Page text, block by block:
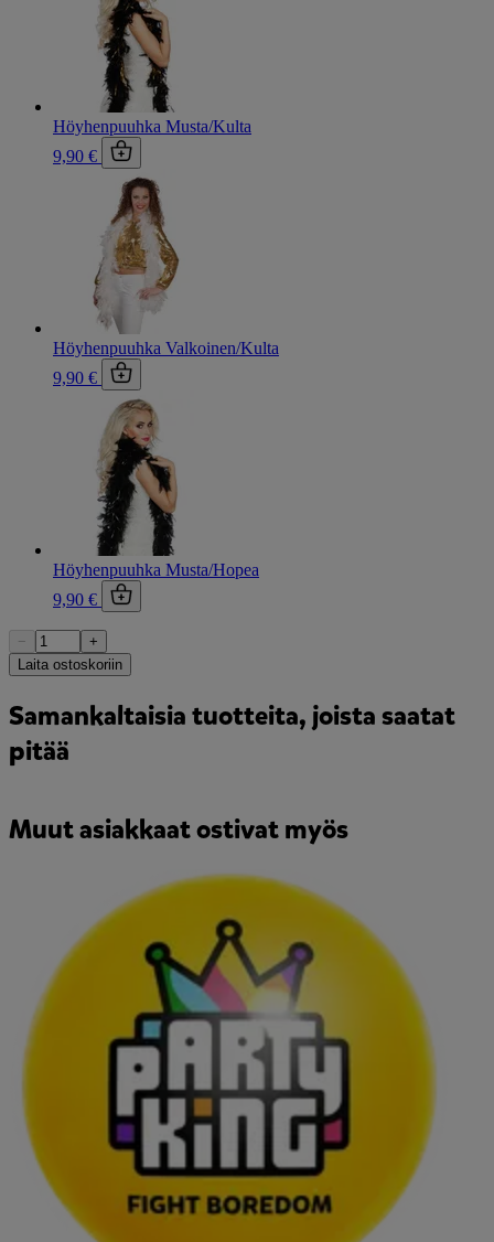
Höyhenpuuhka Musta/Kulta
9,90 €
Höyhenpuuhka Valkoinen/Kulta
9,90 €
Höyhenpuuhka Musta/Hopea
9,90 €
−
+
Laita ostoskoriin
Samankaltaisia tuotteita, joista saatat
pitää
Muut asiakkaat ostivat myös